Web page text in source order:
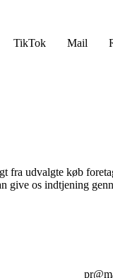
TikTok Mail
udvalgte køb
give os indtjening